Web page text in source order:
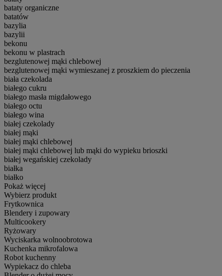
bataty organiczne
batatów
bazylia
bazylii
bekonu
bekonu w plastrach
bezglutenowej mąki chlebowej
bezglutenowej mąki wymieszanej z proszkiem do pieczenia
biała czekolada
białego cukru
białego masła migdałowego
białego octu
białego wina
białej czekolady
białej mąki
białej mąki chlebowej
białej mąki chlebowej lub mąki do wypieku brioszki
białej wegańskiej czekolady
białka
białko
Pokaż więcej
Wybierz produkt
Frytkownica
Blendery i zupowary
Multicookery
Ryżowary
Wyciskarka wolnoobrotowa
Kuchenka mikrofalowa
Robot kuchenny
Wypiekacz do chleba